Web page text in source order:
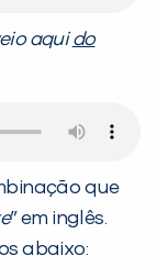
aquido
que
” em inglês.
abaixo: